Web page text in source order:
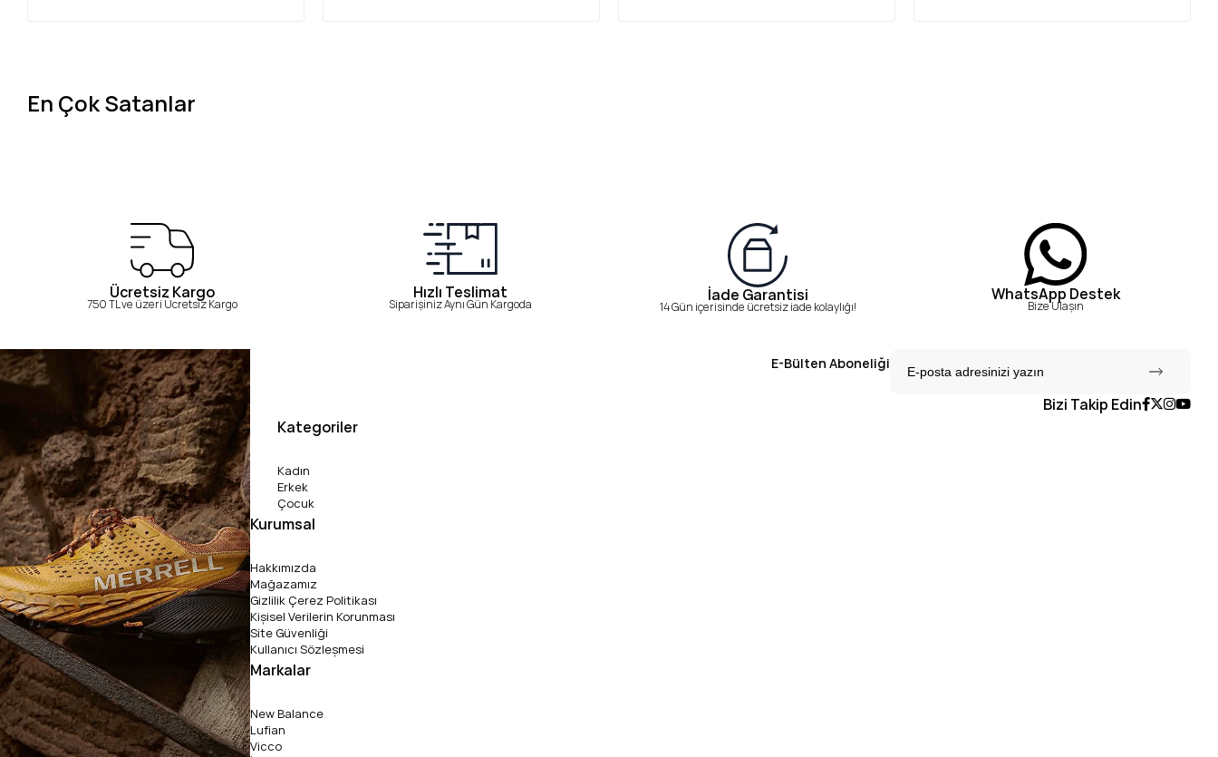
En Çok Satanlar
Ücretsiz Kargo
750 TL ve üzeri Ücretsiz Kargo
Hızlı Teslimat
Siparişiniz Aynı Gün Kargoda İade Garantisi
14 Gün içerisinde ücretsiz iade kolaylığı!
WhatsApp Destek
Bize Ulaşın
E-Bülten Aboneliği
Bizi Takip Edin
Kategoriler
Kadın
Erkek
Çocuk
Kurumsal
Hakkımızda
Mağazamız
Gizlilik Çerez Politikası
Kişisel Verilerin Korunması
Site Güvenliği
Kullanıcı Sözleşmesi
Markalar
New Balance
Lufian
Vicco